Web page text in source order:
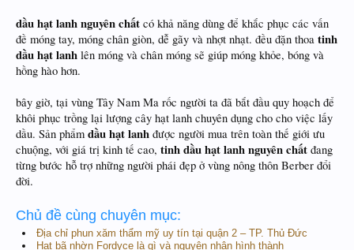
dầu hạt lanh nguyên chất có khả năng dùng để khắc phục các vấn
đề móng tay, móng chân giòn, dễ gãy và nhợt nhạt. đều đặn thoa tinh
dầu hạt lanh lên móng và chân móng sẽ giúp móng khỏe, bóng và
hồng hào hơn.
bây giờ, tại vùng Tây Nam Ma rốc người ta đã bắt đầu quy hoạch để
khôi phục trồng lại lượng cây hạt lanh chuyên dụng cho cho việc lấy
dầu. Sản phẩm dầu hạt lanh được người mua trên toàn thế giới ưu
chuộng, với giá trị kinh tế cao, tinh dầu hạt lanh nguyên chất đang
từng bước hỗ trợ những người phái đẹp ở vùng nông thôn Berber đổi
đời.
Chủ đề cùng chuyên mục:
Địa chỉ phun xăm thẩm mỹ uy tín tại quận 2 – TP. Thủ Đức
Hạt bã nhờn Fordyce là gì và nguyên nhân hình thành